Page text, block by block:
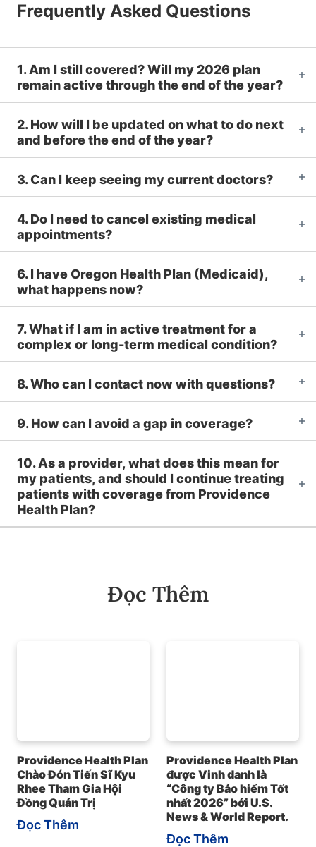
Frequently Asked Questions
1. Am I still covered? Will my 2026 plan
remain active through the end of the year?
2. How will I be updated on what to do next
and before the end of the year?
3. Can I keep seeing my current doctors?
4. Do I need to cancel existing medical
appointments?
6. I have Oregon Health Plan (Medicaid),
what happens now?
7. What if I am in active treatment for a
complex or long-term medical condition?
8. Who can I contact now with questions?
9. How can I avoid a gap in coverage?
10. As a provider, what does this mean for
my patients, and should I continue treating
patients with coverage from Providence
Health Plan?
Đọc Thêm
Providence Health Plan
Chào Đón Tiến Sĩ Kyu
Rhee Tham Gia Hội
Đồng Quản Trị
Đọc Thêm
Providence Health Plan
được Vinh danh là
“Công ty Bảo hiểm Tốt
nhất 2026” bởi U.S.
News & World Report.
Đọc Thêm